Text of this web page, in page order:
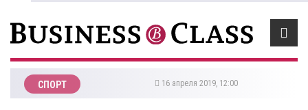
СПОРТ 16 апреля 2019, 12:00